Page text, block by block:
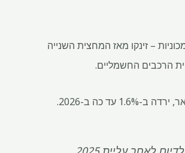
– זינקו מאז המחצית השנייה